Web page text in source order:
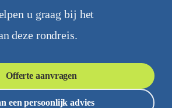
u graag bij het
deze rondreis.
Offerte aanvragen
een persoonlijk advies